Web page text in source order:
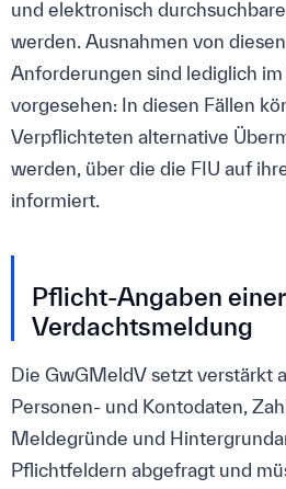
und elektronisch
werden. Ausnahmen von
Anforderungen sind lediglich
vorgesehen: In diesen Fällen
Verpflichteten alternative
werden, über die die FIU auf
informiert.
Pflicht-Angaben einer
Verdachtsmeldung
Die GwGMeldV setzt verstärkt
Personen- und Kontodaten,
Meldegründe und
Pflichtfeldern abgefragt und